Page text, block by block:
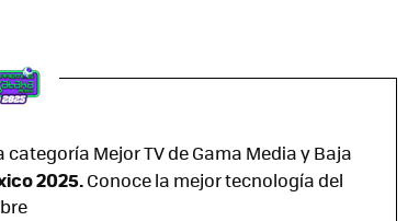
Mejor TV de Gama Media y Baja
2025.Conoce la mejor tecnología del